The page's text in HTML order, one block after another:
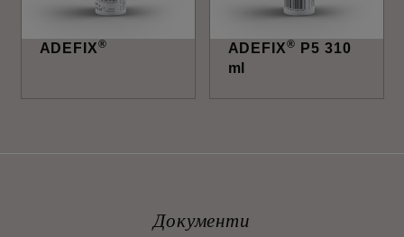
ADEFIX® ADEFIX®
P5 310
ml
Документи